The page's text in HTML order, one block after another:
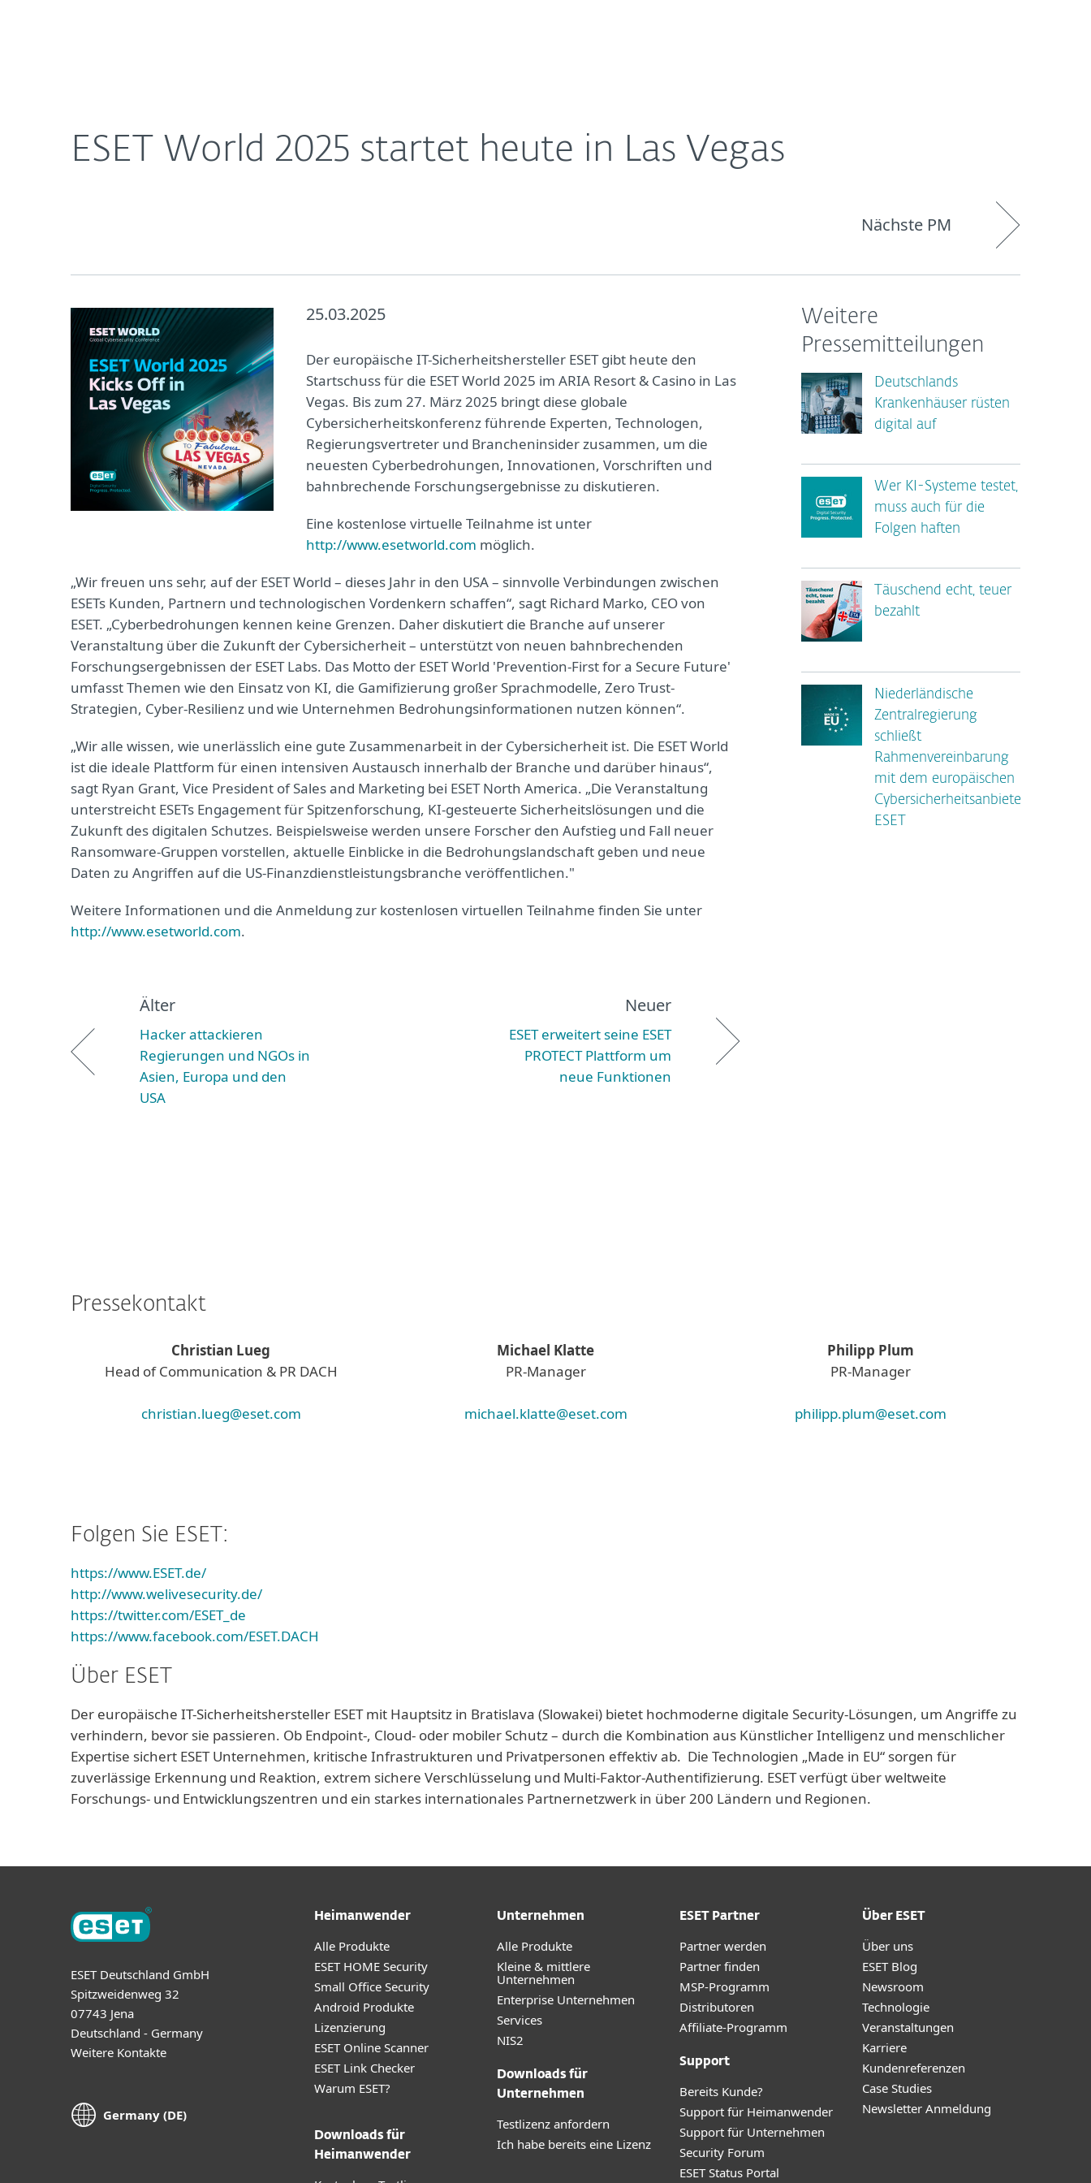
ESET World 2025 startet heute in Las Vegas
Nächste PM
25.03.2025
Der europäische IT-Sicherheitshersteller ESET gibt heute den
Startschuss für die ESET World 2025 im ARIA Resort & Casino in Las
Vegas. Bis zum 27. März 2025 bringt diese globale
Cybersicherheitskonferenz führende Experten, Technologen,
Regierungsvertreter und Brancheninsider zusammen, um die
neuesten Cyberbedrohungen, Innovationen, Vorschriften und
bahnbrechende Forschungsergebnisse zu diskutieren.
Eine kostenlose virtuelle Teilnahme ist unter
http://www.esetworld.com möglich.
„Wir freuen uns sehr, auf der ESET World – dieses Jahr in den USA – sinnvolle Verbindungen zwischen
ESETs Kunden, Partnern und technologischen Vordenkern schaffen“, sagt Richard Marko, CEO von
ESET. „Cyberbedrohungen kennen keine Grenzen. Daher diskutiert die Branche auf unserer
Veranstaltung über die Zukunft der Cybersicherheit – unterstützt von neuen bahnbrechenden
Forschungsergebnissen der ESET Labs. Das Motto der ESET World 'Prevention-First for a Secure Future'
umfasst Themen wie den Einsatz von KI, die Gamifizierung großer Sprachmodelle, Zero Trust-
Strategien, Cyber-Resilienz und wie Unternehmen Bedrohungsinformationen nutzen können“.
„Wir alle wissen, wie unerlässlich eine gute Zusammenarbeit in der Cybersicherheit ist. Die ESET World
ist die ideale Plattform für einen intensiven Austausch innerhalb der Branche und darüber hinaus“,
sagt Ryan Grant, Vice President of Sales and Marketing bei ESET North America. „Die Veranstaltung
unterstreicht ESETs Engagement für Spitzenforschung, KI-gesteuerte Sicherheitslösungen und die
Zukunft des digitalen Schutzes. Beispielsweise werden unsere Forscher den Aufstieg und Fall neuer
Ransomware-Gruppen vorstellen, aktuelle Einblicke in die Bedrohungslandschaft geben und neue
Daten zu Angriffen auf die US-Finanzdienstleistungsbranche veröffentlichen."
Weitere Informationen und die Anmeldung zur kostenlosen virtuellen Teilnahme finden Sie unter
http://www.esetworld.com.
Älter
Hacker attackieren
Regierungen und NGOs in
Asien, Europa und den
USA
Neuer
ESET erweitert seine ESET
PROTECT Plattform um
neue Funktionen
Weitere
Pressemitteilungen
Deutschlands
Krankenhäuser rüsten
digital auf
Wer KI-Systeme testet,
muss auch für die
Folgen haften
Täuschend echt, teuer
bezahlt
Niederländische
Zentralregierung
schließt
Rahmenvereinbarung
mit dem europäischen
Cybersicherheitsanbieter
ESET
Pressekontakt
Christian Lueg
Head of Communication & PR DACH
christian.lueg@eset.com
Michael Klatte
PR-Manager
michael.klatte@eset.com
Philipp Plum
PR-Manager
philipp.plum@eset.com
Folgen Sie ESET:
https://www.ESET.de/
http://www.welivesecurity.de/
https://twitter.com/ESET_de
https://www.facebook.com/ESET.DACH
Über ESET
Der europäische IT-Sicherheitshersteller ESET mit Hauptsitz in Bratislava (Slowakei) bietet hochmoderne digitale Security-Lösungen, um Angriffe zu
verhindern, bevor sie passieren. Ob Endpoint-, Cloud- oder mobiler Schutz – durch die Kombination aus Künstlicher Intelligenz und menschlicher
Expertise sichert ESET Unternehmen, kritische Infrastrukturen und Privatpersonen effektiv ab. Die Technologien „Made in EU“ sorgen für
zuverlässige Erkennung und Reaktion, extrem sichere Verschlüsselung und Multi-Faktor-Authentifizierung. ESET verfügt über weltweite
Forschungs- und Entwicklungszentren und ein starkes internationales Partnernetzwerk in über 200 Ländern und Regionen.
ESET Deutschland GmbH
Spitzweidenweg 32
07743 Jena
Deutschland - Germany
Weitere Kontakte
Germany (DE)
Heimanwender
Alle Produkte
ESET HOME Security
Small Office Security
Android Produkte
Lizenzierung
ESET Online Scanner
ESET Link Checker
Warum ESET?
Downloads für
Heimanwender
Unternehmen
Alle Produkte
Kleine & mittlere
Unternehmen
Enterprise Unternehmen
Services
NIS2
Downloads für
Unternehmen
Testlizenz anfordern
Ich habe bereits eine Lizenz
ESET Partner
Partner werden
Partner finden
MSP-Programm
Distributoren
Affiliate-Programm
Support
Bereits Kunde?
Support für Heimanwender
Support für Unternehmen
Security Forum
ESET Status Portal
Über ESET
Über uns
ESET Blog
Newsroom
Technologie
Veranstaltungen
Karriere
Kundenreferenzen
Case Studies
Newsletter Anmeldung